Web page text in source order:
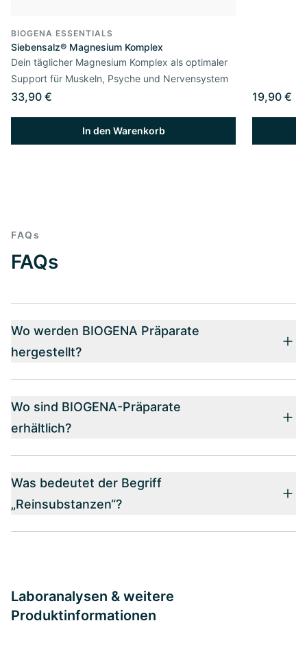
BIOGENA ESSENTIALS
Siebensalz® Magnesium Komplex
Dein täglicher Magnesium Komplex als optimaler
Support für Muskeln, Psyche und Nervensystem
33,90 €
In den Warenkorb
19,90 €
FAQs
FAQs
Wo werden BIOGENA Präparate
hergestellt?
Wo sind BIOGENA-Präparate
erhältlich?
Was bedeutet der Begriff
„Reinsubstanzen“?
Laboranalysen & weitere
Produktinformationen